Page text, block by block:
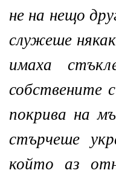
не на нещо
служеше
имаха
собствените
покрива на
стърчеше
който аз